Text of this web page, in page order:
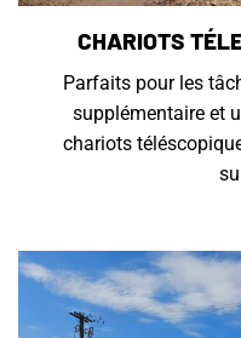
CHARIOTS
Parfaits pour les
supplémentaire et
chariots